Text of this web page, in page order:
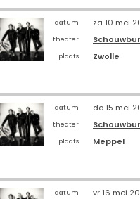
datum za 10 mei
theater
plaats
Zwolle
datum do 15 mei
theater
plaats
Meppel
datum vr 16 mei